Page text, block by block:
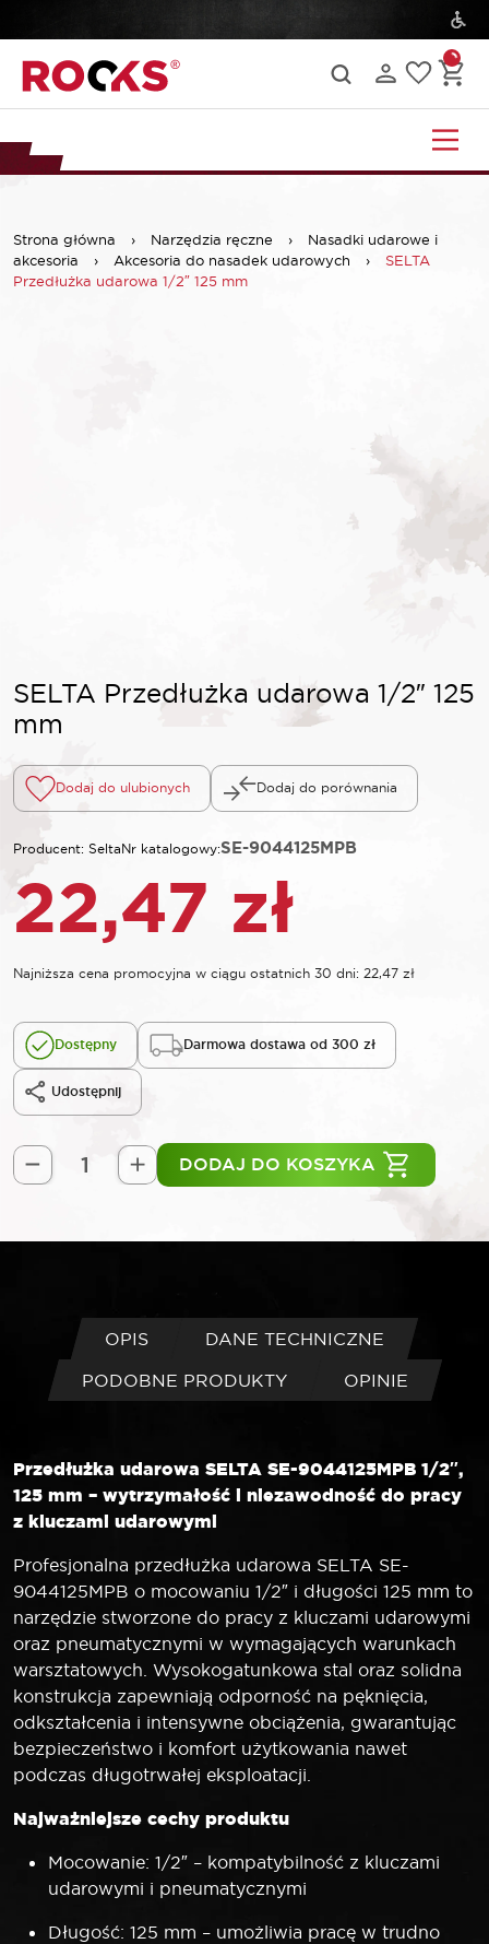
Strona główna › Narzędzia ręczne ›
Nasadki udarowe i
akcesoria
› Akcesoria do nasadek udarowych ›
SELTA
Przedłużka udarowa 1/2″ 125 mm
SELTA Przedłużka udarowa 1/2″ 125
mm
Dodaj do ulubionych Dodaj do porównania
Producent: SeltaNr katalogowy:SE-9044125MPB
22,47 zł
Najniższa cena promocyjna w ciągu ostatnich 30 dni: 22,47 zł
Dostępny Darmowa dostawa od 300 zł
Udostępnij
ilość
mm
DODAJ DO KOSZYKA
OPIS
DANE TECHNICZNE
PODOBNE PRODUKTY
OPINIE
Przedłużka udarowa SELTA SE-9044125MPB 1/2″,
125 mm – wytrzymałość i niezawodność do pracy
z kluczami udarowymi
Profesjonalna przedłużka udarowa SELTA SE-
9044125MPB o mocowaniu 1/2″ i długości 125 mm to
narzędzie stworzone do pracy z kluczami udarowymi
oraz pneumatycznymi w wymagających warunkach
warsztatowych. Wysokogatunkowa stal oraz solidna
konstrukcja zapewniają odporność na pęknięcia,
odkształcenia i intensywne obciążenia, gwarantując
bezpieczeństwo i komfort użytkowania nawet
podczas długotrwałej eksploatacji.
Najważniejsze cechy produktu
Mocowanie: 1/2″ – kompatybilność z kluczami
udarowymi i pneumatycznymi
Długość: 125 mm – umożliwia pracę w trudno